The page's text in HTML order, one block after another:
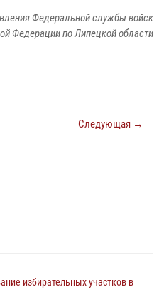
Федеральной службы войск
Федерации по Липецкой области
Следующая →
избирательных участков в